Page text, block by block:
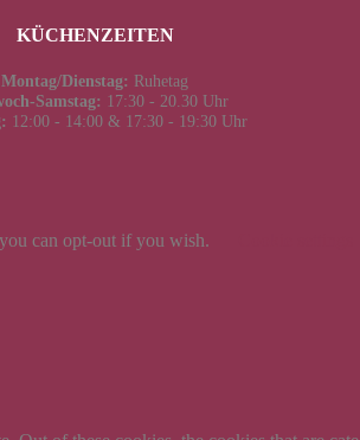
KÜCHENZEITEN
Montag/Dienstag: Ruhetag
Samstag: 17:30 - 20.30 Uhr
12:00 - 14:00 & 17:30 - 19:30 Uhr
can opt-out if you wish.